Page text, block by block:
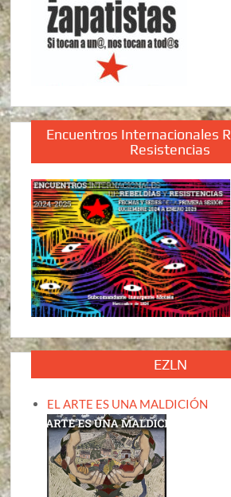
Encuentros Internacionales
Resistencias
EZLN
EL ARTE ES UNA MALDICIÓN